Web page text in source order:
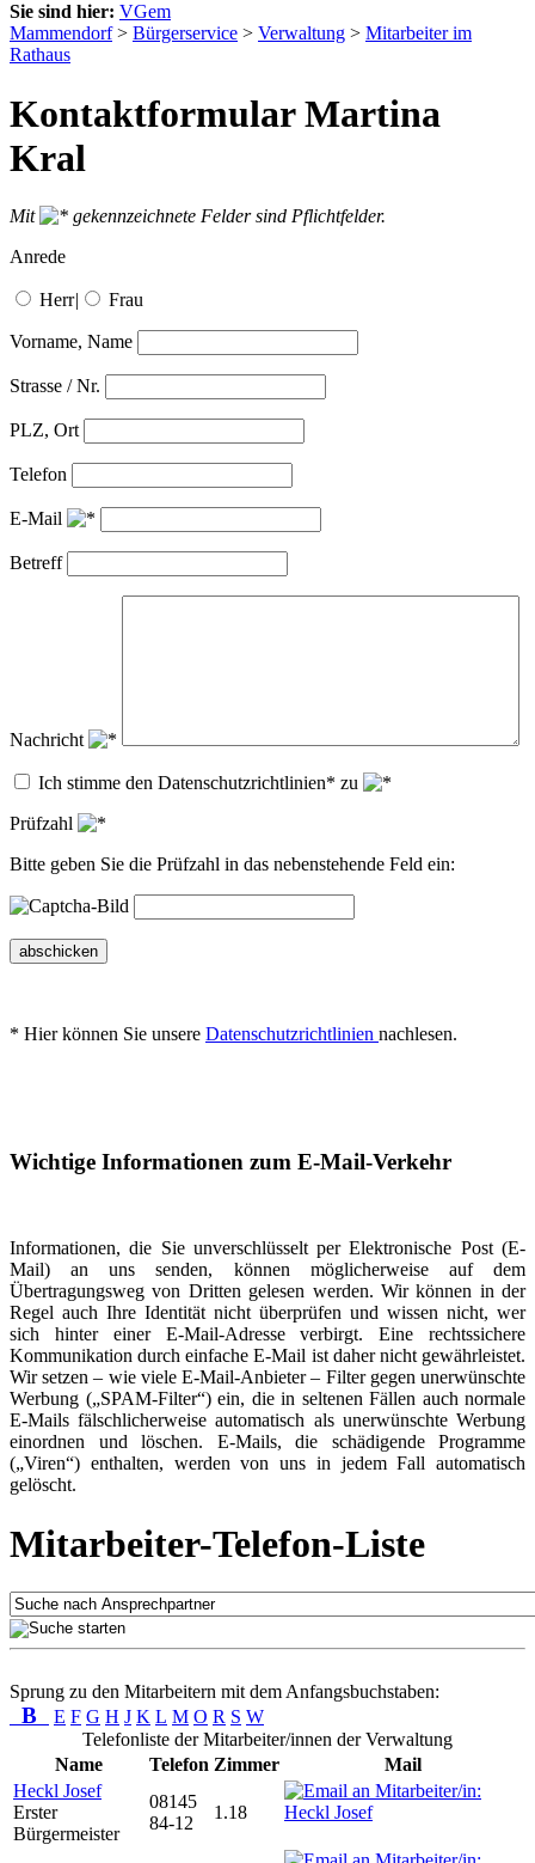
Sie sind hier: VGem
Mammendorf> Bürgerservice > Verwaltung > Mitarbeiter im
Rathaus
Kontaktformular Martina
Kral
Mit
gekennzeichnete Felder sind Pflichtfelder.
Anrede
Herr| Frau
Vorname, Name
Strasse / Nr.
PLZ, Ort
Telefon
E-Mail
Betreff
Nachricht
Ich stimme den Datenschutzrichtlinien* zu
Prüfzahl
Bitte geben Sie die Prüfzahl in das nebenstehende Feld ein:
abschicken
* Hier können Sie unsere Datenschutzrichtlinien nachlesen.
Wichtige Informationen zum E-Mail-Verkehr
Informationen, die Sie unverschlüsselt per Elektronische Post (E-
Mail) an uns senden, können möglicherweise auf dem
Übertragungsweg von Dritten gelesen werden. Wir können in der
Regel auch Ihre Identität nicht überprüfen und wissen nicht, wer
sich hinter einer E-Mail-Adresse verbirgt. Eine rechtssichere
Kommunikation durch einfache E-Mail ist daher nicht gewährleistet.
Wir setzen – wie viele E-Mail-Anbieter – Filter gegen unerwünschte
Werbung („SPAM-Filter“) ein, die in seltenen Fällen auch normale
E-Mails fälschlicherweise automatisch als unerwünschte Werbung
einordnen und löschen. E-Mails, die schädigende Programme
(„Viren“) enthalten, werden von uns in jedem Fall automatisch
gelöscht.
Mitarbeiter-Telefon-Liste
Sprung zu den Mitarbeitern mit dem Anfangsbuchstaben:
B E F G H J K L M O R S W
Telefonliste der Mitarbeiter/innen der Verwaltung
Name
Telefon Zimmer
Mail
Heckl Josef
Erster
Bürgermeister
08145
84-12
1.18